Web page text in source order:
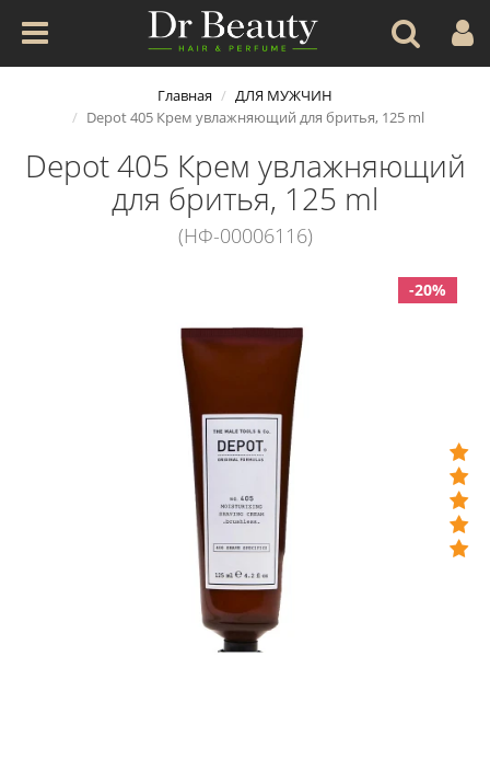
Главная
ДЛЯ МУЖЧИН
Depot 405 Крем увлажняющий для бритья, 125 ml
Depot 405 Крем увлажняющий
для бритья, 125 ml
(НФ-00006116)
-20%